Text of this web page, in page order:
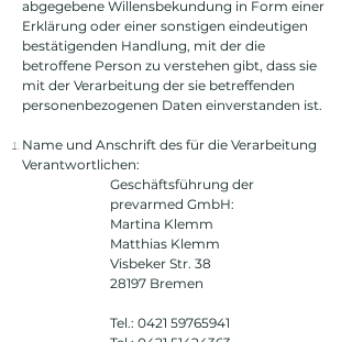
abgegebene Willensbekundung in Form einer
Erklärung oder einer sonstigen eindeutigen
bestätigenden Handlung, mit der die
betroffene Person zu verstehen gibt, dass sie
mit der Verarbeitung der sie betreffenden
personenbezogenen Daten einverstanden ist.
Name und Anschrift des für die Verarbeitung
Verantwortlichen:
Geschäftsführung der
prevarmed GmbH:
Martina Klemm
Matthias Klemm
Visbeker Str. 38
28197 Bremen
Tel.: 0421 59765941